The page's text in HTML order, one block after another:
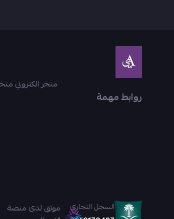
متجر الكتروني
روابط مهمة
السجل التجاري
موثق لدى منصة